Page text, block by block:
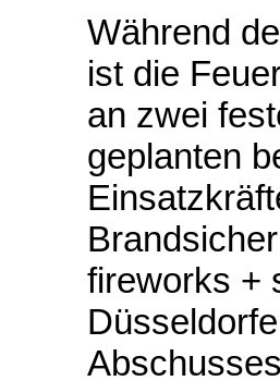
Während
ist die
an zwei
geplanten
fireworks +